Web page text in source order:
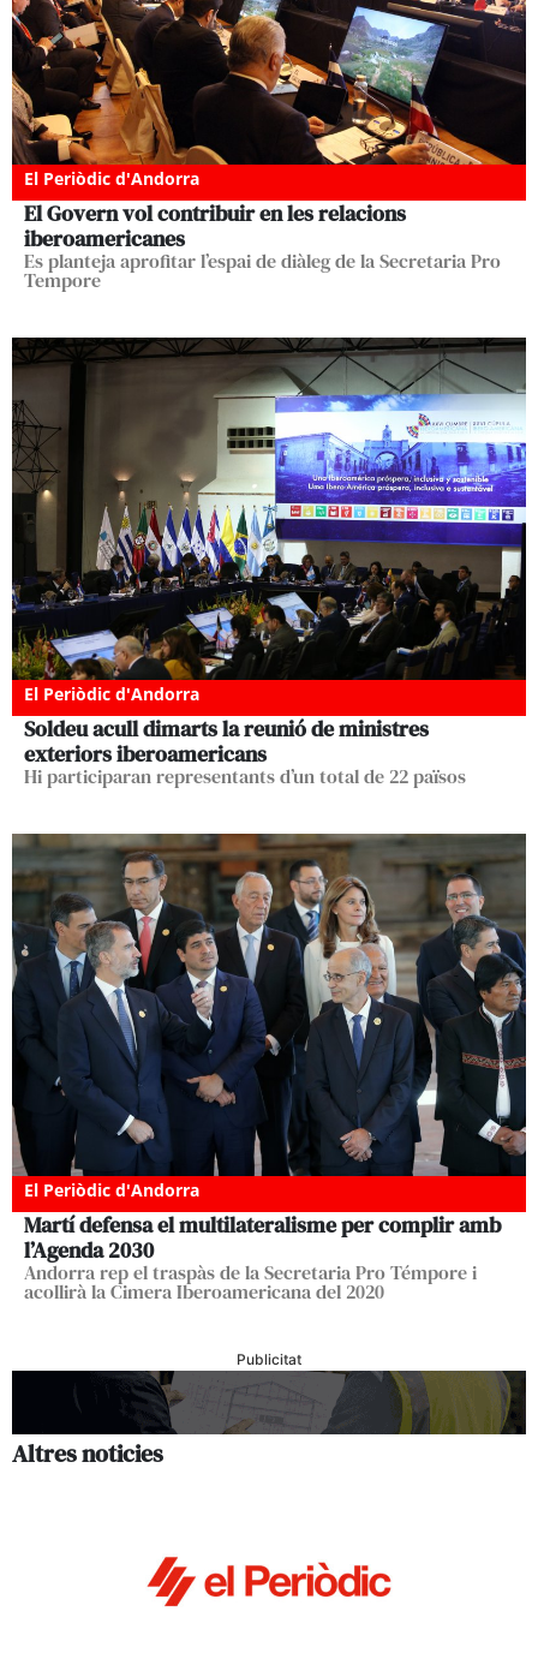
El Periòdic d'Andorra
El Govern vol contribuir en les relacions
iberoamericanes
Es planteja aprofitar l’espai de diàleg de la Secretaria Pro
Tempore
El Periòdic d'Andorra
Soldeu acull dimarts la reunió de ministres
exteriors iberoamericans
Hi participaran representants d’un total de 22 països
El Periòdic d'Andorra
Martí defensa el multilateralisme per complir amb
l’Agenda 2030
Andorra rep el traspàs de la Secretaria Pro Témpore i
acollirà la Cimera Iberoamericana del 2020
Publicitat
Altres noticies